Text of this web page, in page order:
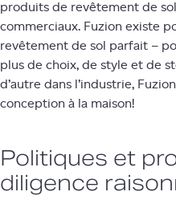
produits de revêtement de
commerciaux. Fuzion existe
revêtement de sol parfait –
plus de choix, de style et de
d’autre dans l’industrie,
conception à la maison!
Politiques et
diligence